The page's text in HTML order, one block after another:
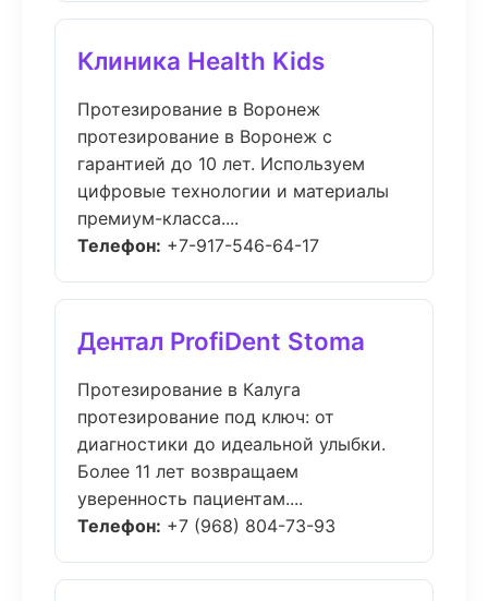
Клиника Health Kids
Протезирование в Воронеж
протезирование в Воронеж с
гарантией до 10 лет. Используем
цифровые технологии и материалы
премиум-класса....
Телефон: +7-917-546-64-17
Дентал ProfiDent Stoma
Протезирование в Калуга
протезирование под ключ: от
диагностики до идеальной улыбки.
Более 11 лет возвращаем
уверенность пациентам....
Телефон: +7 (968) 804-73-93